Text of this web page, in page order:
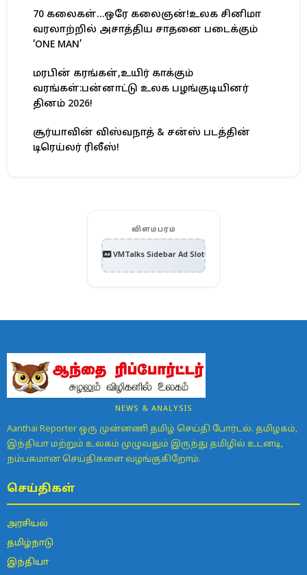
70 கலைகள்…ஒரே கலைஞன்!உலக சினிமா
வரலாற்றில் அசாத்திய சாதனை படைக்கும்
‘ONE MAN’
மரபின் கரங்கள்,உயிர் காக்கும்
வரங்கள்:பன்னாட்டு உலக பழங்குடியினர்
தினம் 2026!
சூர்யாவின் விஸ்வநாத் & சன்ஸ் படத்தின்
டிரெய்லர் ரிலீஸ்!
விளம்பரம்
VMTalks Sidebar Ad Slot
NEWS & ANALYSIS
Aanthai Reporter ஒரு முன்னணி தமிழ் செய்தி போர்டல். தமிழகம்,
இந்தியா மற்றும் உலகம் முழுவதும் இருந்து தமிழில் உடனடி,
நம்பகமான செய்திகளை வழங்குகிறோம்.
செய்திகள்
அரசியல்
தமிழ்நாடு
இந்தியா